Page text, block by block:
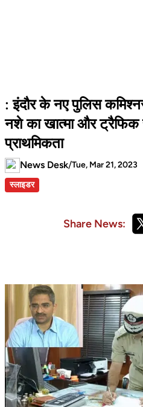
: इंदौर के नए पुलिस
नशे का खात्मा और ट्रैफिक
प्राथमिकता
News Desk/Tue, Mar 21, 2023
स्लाइडर
Share News: